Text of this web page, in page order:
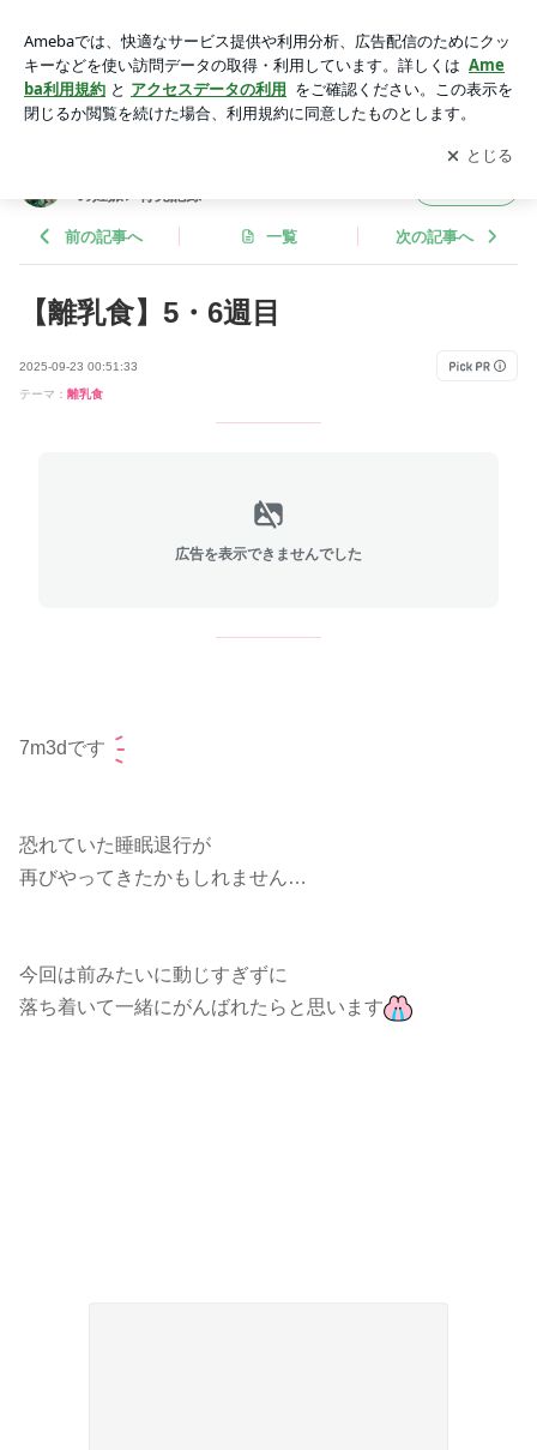
めての妊娠▶︎育児記録
アプリをダウンロードして ブログの更新通知
を受け取りまし
ょう。
開く
の妊娠▶︎育児記録
前の記事へ 一覧 次の記事へ
【離乳食】5・6週目
2025-09-23 00:51:33
テーマ： 離乳食
広告を表示できませんでした
7m3dです
恐れていた睡眠退行が
再びやってきたかもしれません…
今回は前みたいに動じすぎずに
落ち着いて一緒にがんばれたらと思います